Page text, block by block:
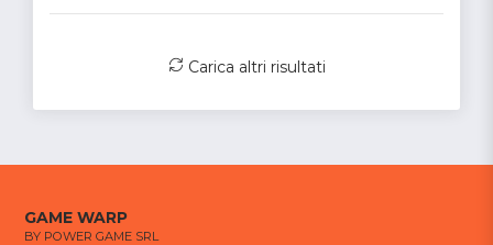
Carica altri risultati
GAME WARP
BY POWER GAME SRL